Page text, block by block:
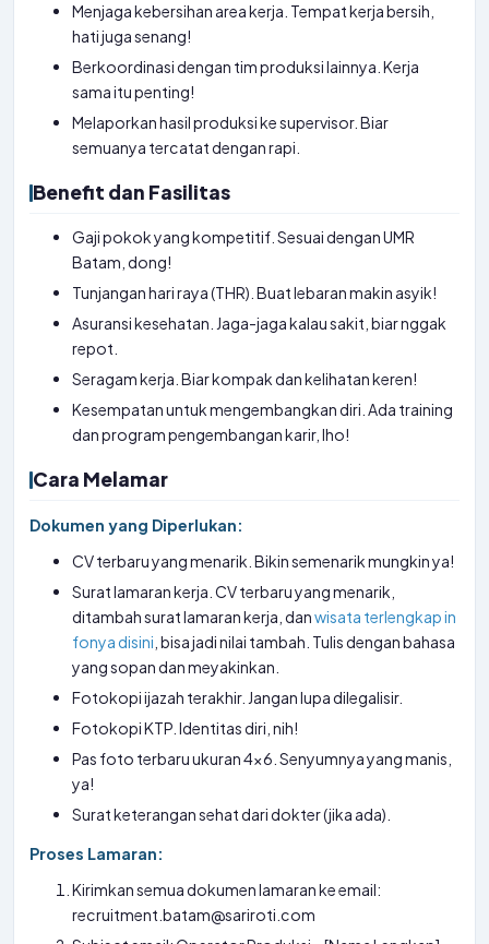
Menjaga kebersihan area kerja. Tempat kerja bersih,
hati juga senang!
Berkoordinasi dengan tim produksi lainnya. Kerja
sama itu penting!
Melaporkan hasil produksi ke supervisor. Biar
semuanya tercatat dengan rapi.
Benefit dan Fasilitas
Gaji pokok yang kompetitif. Sesuai dengan UMR
Batam, dong!
Tunjangan hari raya (THR). Buat lebaran makin asyik!
Asuransi kesehatan. Jaga-jaga kalau sakit, biar nggak
repot.
Seragam kerja. Biar kompak dan kelihatan keren!
Kesempatan untuk mengembangkan diri. Ada training
dan program pengembangan karir, lho!
Cara Melamar
Dokumen yang Diperlukan:
CV terbaru yang menarik. Bikin semenarik mungkin ya!
Surat lamaran kerja. CV terbaru yang menarik,
ditambah surat lamaran kerja, danwisata terlengkap in
fonya disini , bisa jadi nilai tambah. Tulis dengan bahasa
yang sopan dan meyakinkan.
Fotokopi ijazah terakhir. Jangan lupa dilegalisir.
Fotokopi KTP. Identitas diri, nih!
Pas foto terbaru ukuran 4×6. Senyumnya yang manis,
ya!
Surat keterangan sehat dari dokter (jika ada).
Proses Lamaran:
Kirimkan semua dokumen lamaran ke email:
recruitment.batam@sariroti.com